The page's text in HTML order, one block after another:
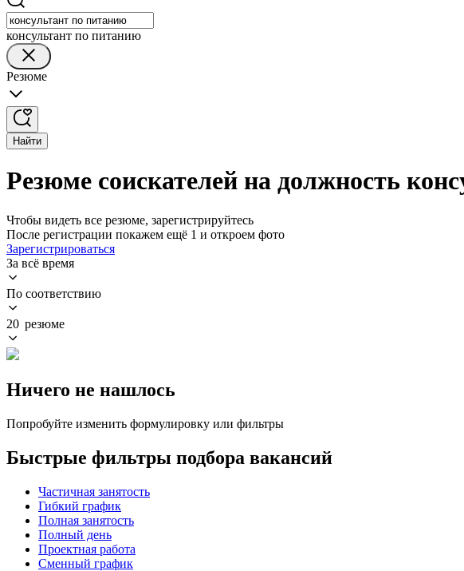
консультант по питанию
Резюме
Найти
Резюме соискателей на должность
Чтобы видеть все резюме, зарегистрируйтесь
После регистрации покажем ещё 1 и откроем фото
Зарегистрироваться
За всё время
По соответствию
20 резюме
Ничего не нашлось
Попробуйте изменить формулировку или фильтры
Быстрые фильтры подбора вакансий
Частичная занятость
Гибкий график
Полная занятость
Полный день
Проектная работа
Сменный график